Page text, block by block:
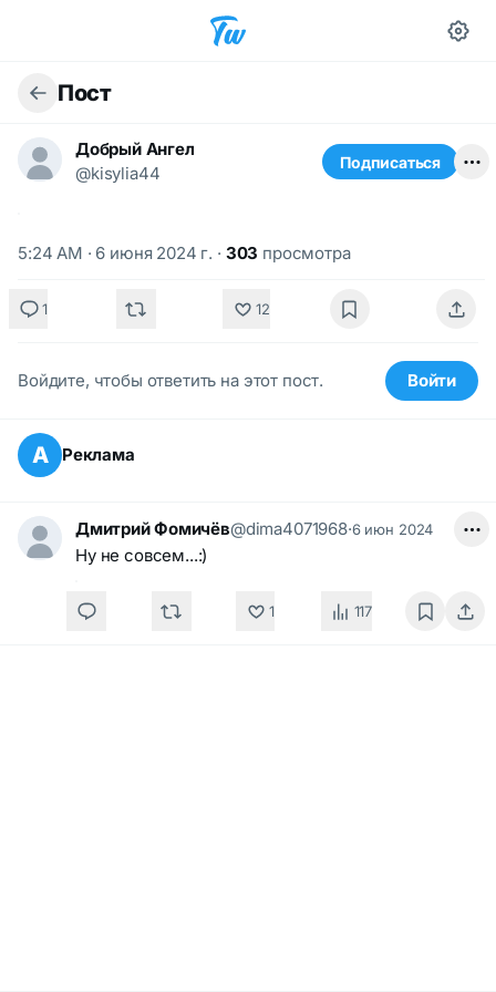
Пост
Добрый Ангел
@kisylia44
Подписаться
5:24 AM · 6 июня 2024 г. · 303 просмотра
1 12
Войдите, чтобы ответить на этот пост. Войти
А Реклама
Дмитрий Фомичёв@dima4071968·6 июн 2024
Ну не совсем...:)
1 117